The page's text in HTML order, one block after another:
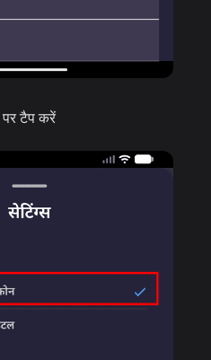
पर टैप करें